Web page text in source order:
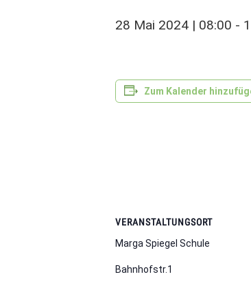
28 Mai 2024 | 08:00 -
Zum Kalender
VERANSTALTUNGSORT
Marga Spiegel Schule
Bahnhofstr.1